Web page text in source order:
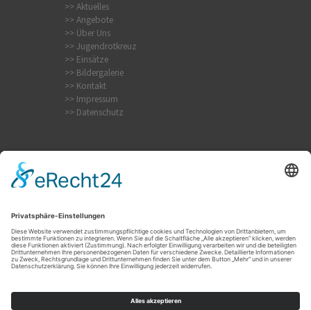
>> Aktuelles
>> Angebote
>> Über Uns
>> Jugendrotkreuz
>> Einsätze
>> Bildergalerie
>> Kontakt
>> Impressum
>> Datenschutz
Internistischer Notfall
Krampfanfall